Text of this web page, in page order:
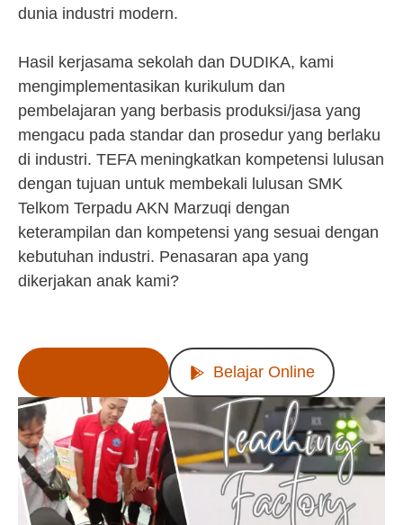
dunia industri modern.
Hasil kerjasama sekolah dan DUDIKA, kami
mengimplementasikan kurikulum dan
pembelajaran yang berbasis produksi/jasa yang
mengacu pada standar dan prosedur yang berlaku
di industri. TEFA meningkatkan kompetensi lulusan
dengan tujuan untuk membekali lulusan SMK
Telkom Terpadu AKN Marzuqi dengan
keterampilan dan kompetensi yang sesuai dengan
kebutuhan industri. Penasaran apa yang
dikerjakan anak kami?
Belajar Online